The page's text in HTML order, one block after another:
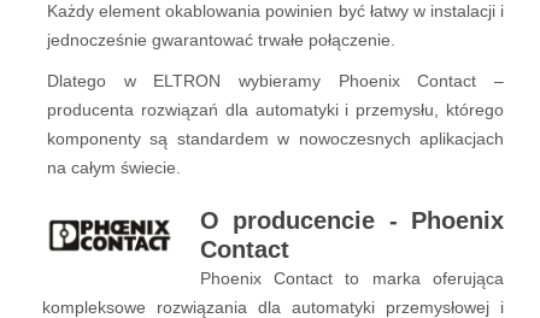
Każdy element okablowania powinien być łatwy w instalacji i
jednocześnie gwarantować trwałe połączenie.
Dlatego w ELTRON wybieramy Phoenix Contact –
producenta rozwiązań dla automatyki i przemysłu, którego
komponenty są standardem w nowoczesnych aplikacjach
na całym świecie.
O producencie - Phoenix
Contact
Phoenix Contact to marka oferująca
kompleksowe rozwiązania dla automatyki przemysłowej i